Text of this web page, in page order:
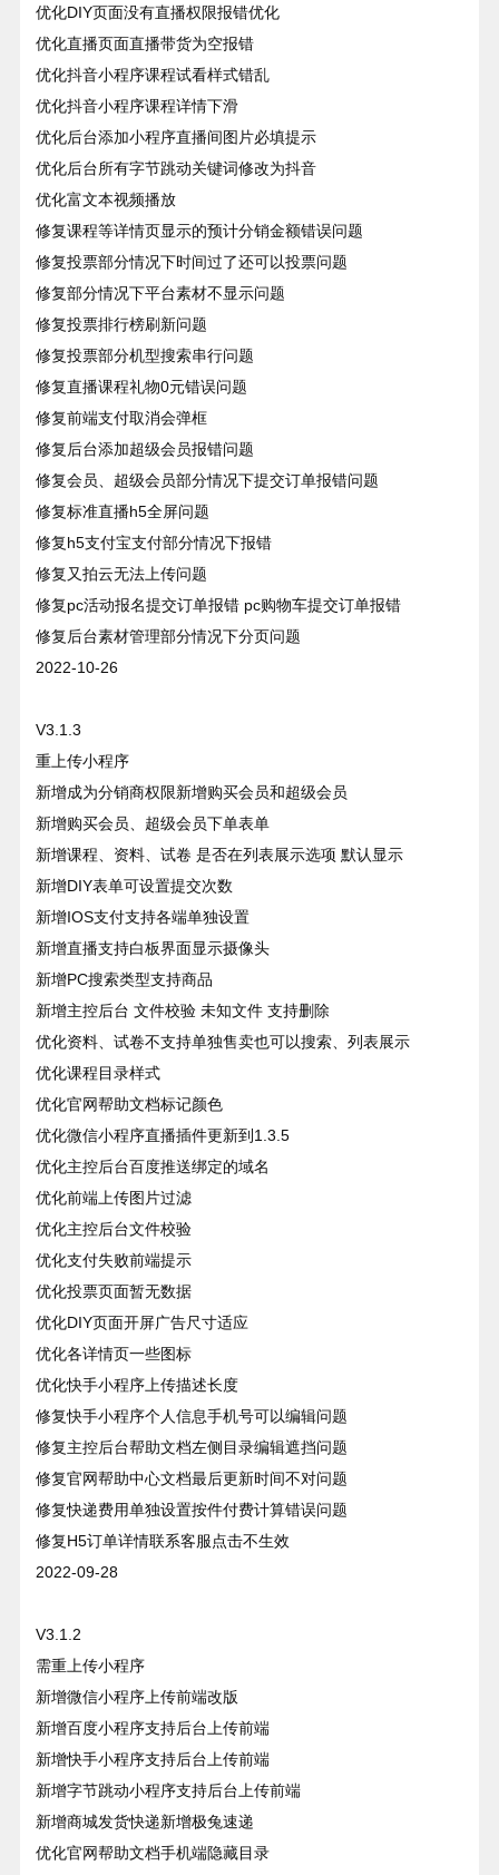
优化DIY页面没有直播权限报错优化
优化直播页面直播带货为空报错
优化抖音小程序课程试看样式错乱
优化抖音小程序课程详情下滑
优化后台添加小程序直播间图片必填提示
优化后台所有字节跳动关键词修改为抖音
优化富文本视频播放
修复课程等详情页显示的预计分销金额错误问题
修复投票部分情况下时间过了还可以投票问题
修复部分情况下平台素材不显示问题
修复投票排行榜刷新问题
修复投票部分机型搜索串行问题
修复直播课程礼物0元错误问题
修复前端支付取消会弹框
修复后台添加超级会员报错问题
修复会员、超级会员部分情况下提交订单报错问题
修复标准直播h5全屏问题
修复h5支付宝支付部分情况下报错
修复又拍云无法上传问题
修复pc活动报名提交订单报错 pc购物车提交订单报错
修复后台素材管理部分情况下分页问题
2022-10-26
V3.1.3
重上传小程序
新增成为分销商权限新增购买会员和超级会员
新增购买会员、超级会员下单表单
新增课程、资料、试卷 是否在列表展示选项 默认显示
新增DIY表单可设置提交次数
新增IOS支付支持各端单独设置
新增直播支持白板界面显示摄像头
新增PC搜索类型支持商品
新增主控后台 文件校验 未知文件 支持删除
优化资料、试卷不支持单独售卖也可以搜索、列表展示
优化课程目录样式
优化官网帮助文档标记颜色
优化微信小程序直播插件更新到1.3.5
优化主控后台百度推送绑定的域名
优化前端上传图片过滤
优化主控后台文件校验
优化支付失败前端提示
优化投票页面暂无数据
优化DIY页面开屏广告尺寸适应
优化各详情页一些图标
优化快手小程序上传描述长度
修复快手小程序个人信息手机号可以编辑问题
修复主控后台帮助文档左侧目录编辑遮挡问题
修复官网帮助中心文档最后更新时间不对问题
修复快递费用单独设置按件付费计算错误问题
修复H5订单详情联系客服点击不生效
2022-09-28
V3.1.2
需重上传小程序
新增微信小程序上传前端改版
新增百度小程序支持后台上传前端
新增快手小程序支持后台上传前端
新增字节跳动小程序支持后台上传前端
新增商城发货快递新增极兔速递
优化官网帮助文档手机端隐藏目录